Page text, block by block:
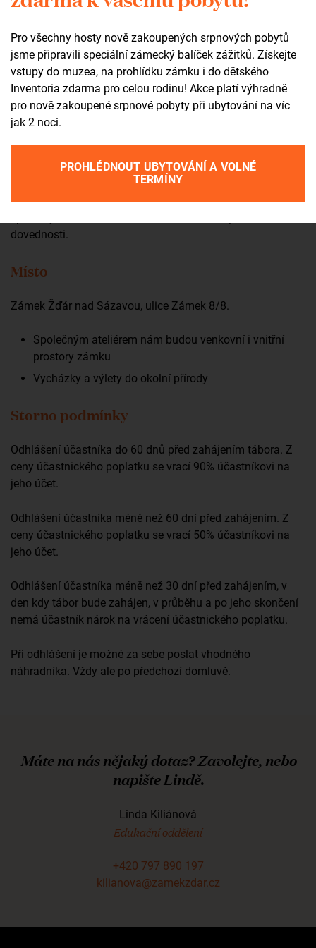
Práce s dětmi mě naplňuje především ve chvíli, kdy se
podaří probudit jejich zvědavost a chuť objevovat – ten
moment, kdy zapomenou na okolní svět a nechají se
vtáhnout do hry, příběhu nebo tvoření. Baví mě přemýšlet
nad tím, co by je mohlo zaujmout a jak je přirozeně zapojit.
Původně jsem se věnoval informatice, která mě postupně
přivedla i k práci s dětmi. Podílel jsem se na realizaci
letních táborů – od vymýšlení a přípravy materiálů až po
vedení samotných aktivit. Více než dva roky vedu kroužek
pro děti ve věku od 5 do 13 let, kde si společně hrajeme,
Mým cílem je reagovat na aktuální náladu dětí a při
dovednosti.
Místo
Zámek Žďár nad Sázavou, ulice Zámek 8/8.
Společným ateliérem nám budou venkovní i vnitřní
prostory zámku
Vycházky a výlety do okolní přírody
Storno podmínky
Odhlášení účastníka do 60 dnů před zahájením tábora. Z
ceny účastnického poplatku se vrací 90% účastníkovi na
jeho účet.
Odhlášení účastníka méně než 60 dní před zahájením. Z
ceny účastnického poplatku se vrací 50% účastníkovi na
jeho účet.
Odhlášení účastníka méně než 30 dní před zahájením, v
den kdy tábor bude zahájen, v průběhu a po jeho skončení
nemá účastník nárok na vrácení účastnického poplatku.
Při odhlášení je možné za sebe poslat vhodného
náhradníka. Vždy ale po předchozí domluvě.
Máte na nás nějaký dotaz? Zavolejte, nebo
napište Lindě.
Linda Kiliánová
Edukační oddělení
+420 797 890 197
kilianova@zamekzdar.cz
Pro všechny hosty nově zakoupených srpnových pobytů
jsme připravili speciální zámecký balíček zážitků. Získejte
vstupy do muzea, na prohlídku zámku i do dětského
Inventoria zdarma pro celou rodinu! Akce platí výhradně
pro nově zakoupené srpnové pobyty při ubytování na víc
jak 2 noci.
PROHLÉDNOUT UBYTOVÁNÍ A VOLNÉ
TERMÍNY